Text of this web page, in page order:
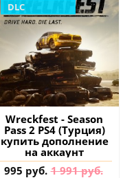
DLC
Wreckfest - Season
Pass 2 PS4 (Турция)
купить дополнение
на аккаунт
995 руб. 1 991 руб.